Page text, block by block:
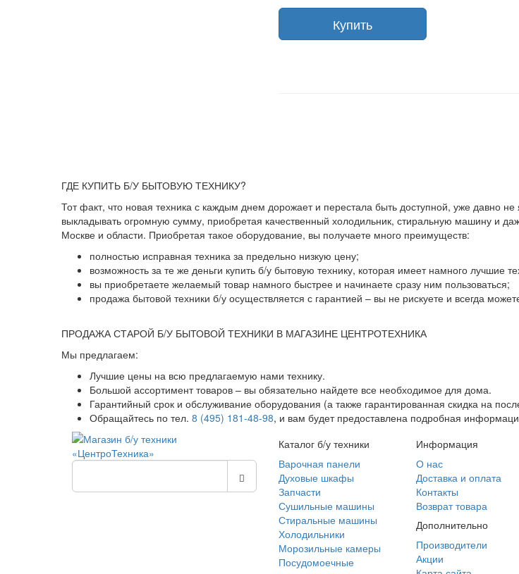
ГДЕ КУПИТЬ Б/У БЫТОВУЮ ТЕХНИКУ?
Тот факт, что новая техника с каждым днем дорожает и перестала быть доступной, уже давно
выкладывать огромную сумму, приобретая качественный холодильник, стиральную машину и
Москве и области. Приобретая такое оборудование, вы получаете много преимуществ:
полностью исправная техника за предельно низкую цену;
возможность за те же деньги купить б/у бытовую технику, которая имеет намного лучшие
вы приобретаете желаемый товар намного быстрее и начинаете сразу ним пользоваться;
продажа бытовой техники б/у осуществляется с гарантией – вы не рискуете и всегда
ПРОДАЖА СТАРОЙ Б/У БЫТОВОЙ ТЕХНИКИ В МАГАЗИНЕ ЦЕНТРОТЕХНИКА
Мы предлагаем:
Лучшие цены на всю предлагаемую нами технику.
Большой ассортимент товаров – вы обязательно найдете все необходимое для дома.
Гарантийный срок и обслуживание оборудования (а также гарантированная скидка на
Обращайтесь по тел. 8 (495) 181-48-98, и вам будет предоставлена подробная
Каталог б/у техники
Варочная панели
Духовые шкафы
Запчасти
Сушильные машины
Стиральные машины
Холодильники
Морозильные камеры
Посудомоечные
Информация
О нас
Доставка и оплата
Контакты
Возврат товара
Дополнительно
Производители
Акции